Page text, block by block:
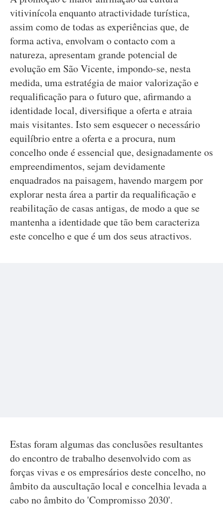
vitivinícola enquanto atractividade turística,
assim como de todas as experiências que, de
forma activa, envolvam o contacto com a
natureza, apresentam grande potencial de
evolução em São Vicente, impondo-se, nesta
medida, uma estratégia de maior valorização e
requalificação para o futuro que, afirmando a
identidade local, diversifique a oferta e atraia
mais visitantes. Isto sem esquecer o necessário
equilíbrio entre a oferta e a procura, num
concelho onde é essencial que, designadamente os
empreendimentos, sejam devidamente
enquadrados na paisagem, havendo margem por
explorar nesta área a partir da requalificação e
reabilitação de casas antigas, de modo a que se
mantenha a identidade que tão bem caracteriza
este concelho e que é um dos seus atractivos.
Estas foram algumas das conclusões resultantes
do encontro de trabalho desenvolvido com as
forças vivas e os empresários deste concelho, no
âmbito da auscultação local e concelhia levada a
cabo no âmbito do 'Compromisso 2030'.